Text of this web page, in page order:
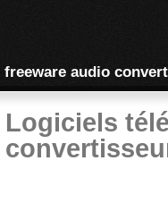
freeware audio
Logiciels